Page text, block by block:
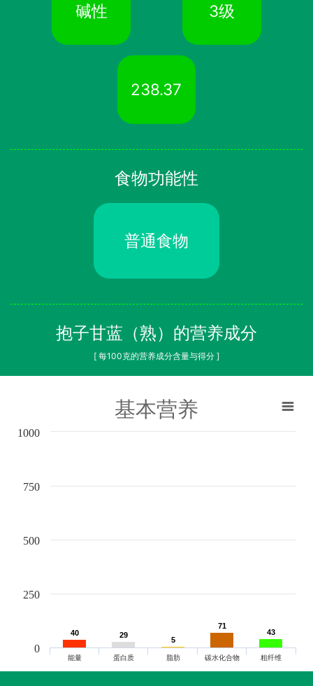
碱性 3级
238.37
食物功能性
普通食物
抱子甘蓝（熟）的营养成分
[ 每100克的营养成分含量与得分 ]
基本营养
40
40 29
29
5
5
71
71
43
43
能量 蛋白质 脂肪 碳水化合物 粗纤维
0
250
500
750
1000